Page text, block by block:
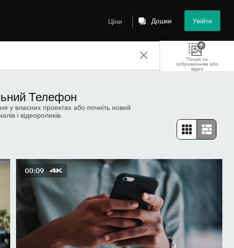
Ціни Дошки Увійти
Пошук за
зображенням або
відео
Телефон
у власних проектах або почніть новий
і відеороликів.
00:09